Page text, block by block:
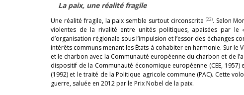
La paix, une réalité fragile
Une réalité fragile, la paix semble surtout circonscrite (22). Selon
violentes de la rivalité entre unités politiques, apaisées par le
d’organisation régionale sous l’impulsion et l’essor des échanges
intérêts communs menant les États à cohabiter en harmonie. Sur le
et le charbon avec la Communauté européenne du charbon et de
dispositif de la Communauté économique européenne (CEE, 1957)
(1992) et le traité de la Politique agricole commune (PAC). Cette
guerre, saluée en 2012 par le Prix Nobel de la paix.